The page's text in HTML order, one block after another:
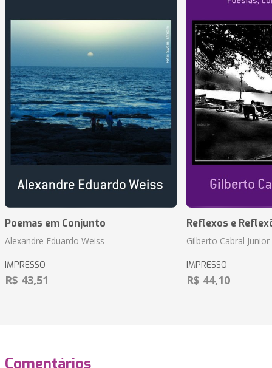
Poemas em Conjunto
Alexandre Eduardo Weiss
IMPRESSO
R$ 43,51
Reflexos e
Gilberto Cabral Junior
IMPRESSO
R$ 44,10
Comentários